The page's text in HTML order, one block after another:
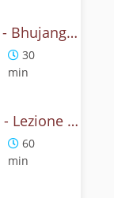
Cobra e cuore - Bhujangasana flow
30
min
Bhujangasana - Lezione yoga con la storia del cobra
60
min